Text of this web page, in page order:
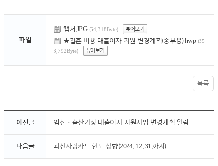
파일
캡처.JPG (64,318Byte) 뷰어보기
★결혼 비용 대출이자 지원 변경계획(송부용).hwp (35
3,792Byte)
뷰어보기
목록
이전글 임신·출산가정 대출이자 지원사업 변경계획 알림
다음글 괴산사랑카드 한도 상향(2024. 12. 31.까지)